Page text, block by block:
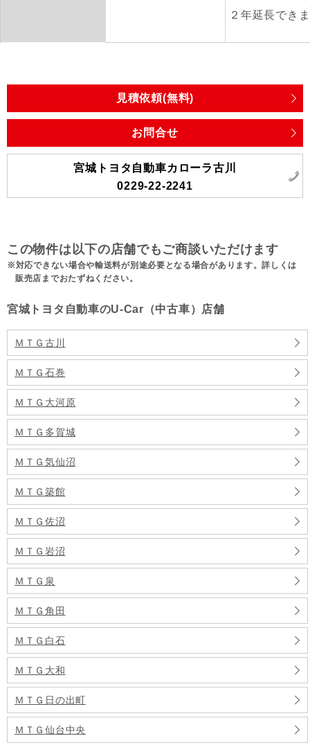
２年延長でき
見積依頼(無料)
お問合せ
宮城トヨタ自動車カローラ古川
0229-22-2241
この物件は以下の店舗でもご商談いただけます
対応できない場合や輸送料が別途必要となる場合があります。詳しくは
販売店までおたずねください。
宮城トヨタ自動車のU-Car（中古車）店舗
ＭＴＧ古川
ＭＴＧ石巻
ＭＴＧ大河原
ＭＴＧ多賀城
ＭＴＧ気仙沼
ＭＴＧ築館
ＭＴＧ佐沼
ＭＴＧ岩沼
ＭＴＧ泉
ＭＴＧ角田
ＭＴＧ白石
ＭＴＧ大和
ＭＴＧ日の出町
ＭＴＧ仙台中央